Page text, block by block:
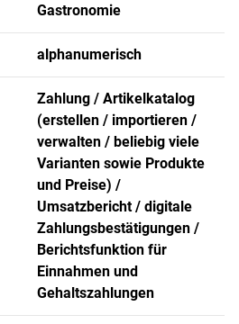
Gastronomie
alphanumerisch
Zahlung / Artikelkatalog
(erstellen / importieren /
verwalten / beliebig viele
Varianten sowie Produkte
und Preise) /
Umsatzbericht / digitale
Zahlungsbestätigungen /
Berichtsfunktion für
Einnahmen und
Gehaltszahlungen